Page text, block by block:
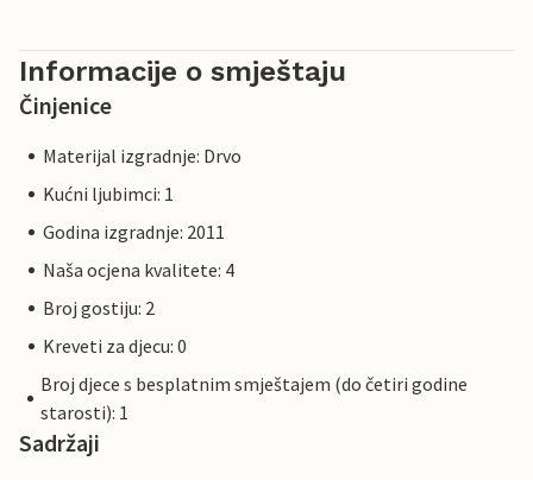
Informacije o smještaju
Činjenice
Materijal izgradnje: Drvo
Kućni ljubimci: 1
Godina izgradnje: 2011
Naša ocjena kvalitete: 4
Broj gostiju: 2
Kreveti za djecu: 0
Broj djece s besplatnim smještajem (do četiri godine
starosti): 1
Sadržaji